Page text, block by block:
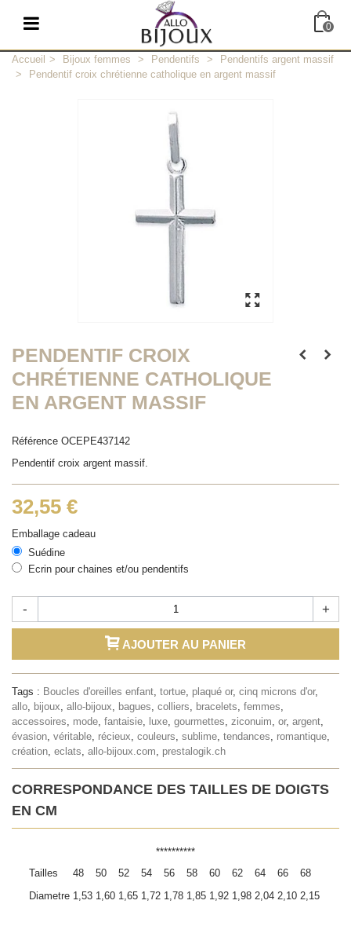
0
Accueil > Bijoux femmes > Pendentifs >
Pendentifs argent massif
>
Pendentif croix chrétienne catholique en argent massif
PENDENTIF CROIX
CHRÉTIENNE CATHOLIQUE
EN ARGENT MASSIF
Référence OCEPE437142
Pendentif croix argent massif.
32,55 €
Emballage cadeau
Suédine
Ecrin pour chaines et/ou pendentifs
- +
AJOUTER AU PANIER
Tags : Boucles d'oreilles enfant, tortue, plaqué or, cinq microns d'or,
allo, bijoux, allo-bijoux, bagues, colliers, bracelets, femmes,
accessoires, mode, fantaisie, luxe, gourmettes, ziconuim, or, argent,
évasion, véritable, récieux, couleurs, sublime, tendances, romantique,
création, eclats, allo-bijoux.com, prestalogik.ch
CORRESPONDANCE DES TAILLES DE DOIGTS
EN CM
**********
Tailles
48 50 52 54 56 58 60 62 64 66
68
Diametre 1,53 1,60 1,65 1,72 1,78 1,85 1,92 1,98 2,04 2,10 2,15